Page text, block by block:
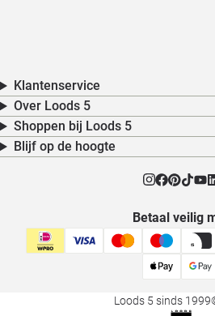
Klantenservice
Over Loods 5
Shoppen bij Loods 5
Blijf op de hoogte
Betaal veilig
Loods 5 sinds 1999